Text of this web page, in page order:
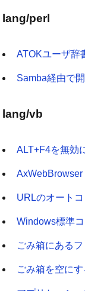
lang/perl
ATOKユーザ辞
Samba経由で
lang/vb
ALT+F4を無効
AxWebBrowser
URLのオート
Windows標準
ごみ箱にある
ごみ箱を空にす